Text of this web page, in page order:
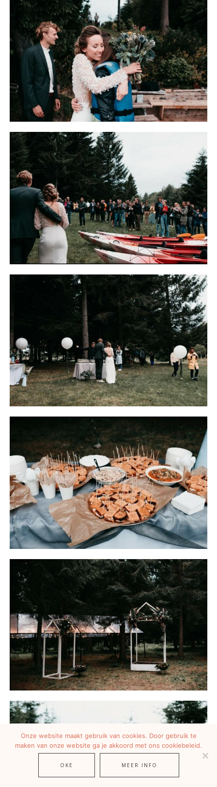
Onze website maakt gebruik van cookies. Door gebruik te
maken van onze website ga je akkoord met ons cookiebeleid.
OKE MEER INFO